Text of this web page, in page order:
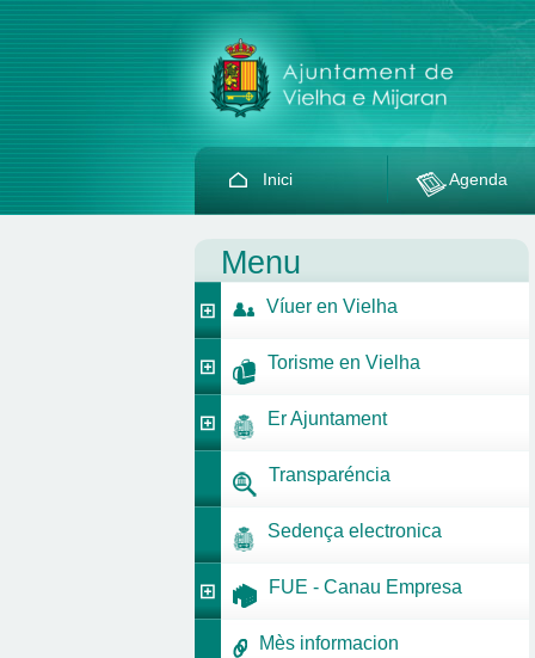
Inici Agenda
Menu
Víuer en Vielha
Torisme en Vielha
Er Ajuntament
Transparéncia
Sedença electronica
FUE - Canau Empresa
Mès informacion